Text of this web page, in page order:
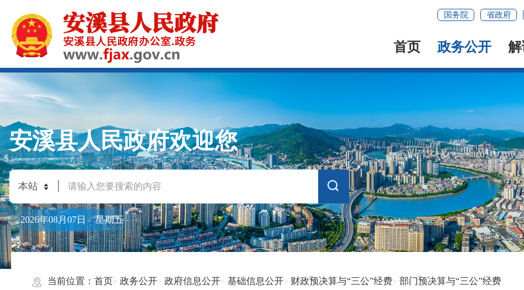
国务院 省政府
首页 政务公开
安溪县人民政府欢迎您
2026年08月07日 星期五
当前位置： 首页 政务公开 政府信息公开 基础信息公开 财政预决算与“三公”经费 部门预决算与“三公”经费